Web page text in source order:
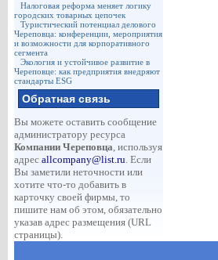
Налоговая реформа меняет логику
городских товарных цепочек
Туристический потенциал делового
Череповца: конференции, мероприятия
и возможности для корпоративного
сегмента
Экология и устойчивое развитие в
Череповце: как предприятия внедряют
стандарты ESG
Обратная связь
Вы можете оставить сообщение
администратору ресурса
Компании Череповца, используя
адрес allcompany@list.ru. Если
Вы заметили неточности или
хотите что-то добавить в
карточку своей фирмы, то
пишите нам об этом, обязательно
указав адрес размещения (URL
страницы).